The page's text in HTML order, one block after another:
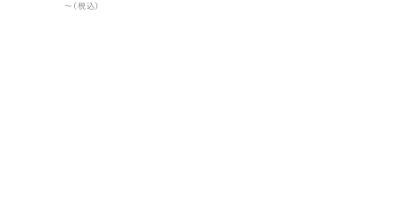
〜（税込）